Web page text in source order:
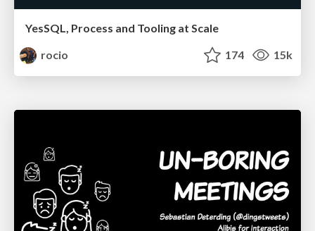
YesSQL, Process and Tooling at Scale
rocio
174 15k